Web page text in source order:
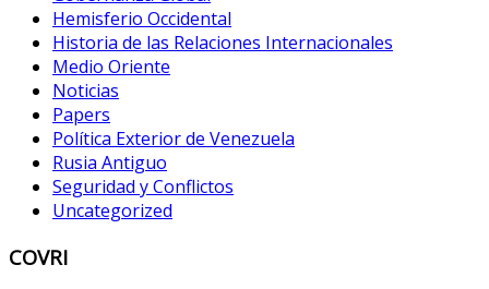
Hemisferio Occidental
Historia de las Relaciones Internacionales
Medio Oriente
Noticias
Papers
Política Exterior de Venezuela
Rusia Antiguo
Seguridad y Conflictos
Uncategorized
COVRI